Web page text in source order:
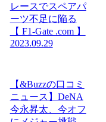
レースでスペアパ
ーツ不足に陥る
【 F1-Gate .com 】
2023.09.29
【&Buzzの口コミ
ニュース】DeNA
今永昇太、今オフ